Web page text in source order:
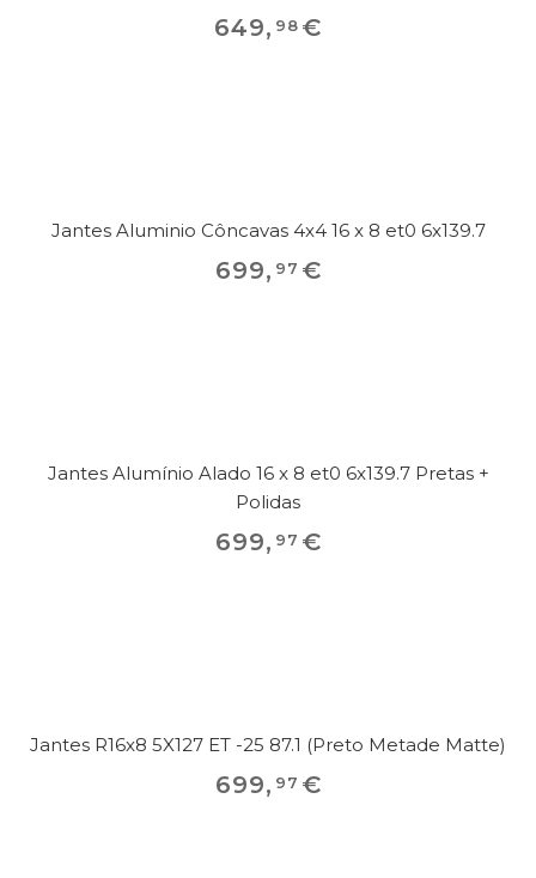
649, 98 €
Jantes Aluminio Côncavas 4x4 16 x 8 et0 6x139.7
699, 97 €
Jantes Alumínio Alado 16 x 8 et0 6x139.7 Pretas +
Polidas
699, 97 €
Jantes R16x8 5X127 ET -25 87.1 (Preto Metade Matte)
699, 97 €